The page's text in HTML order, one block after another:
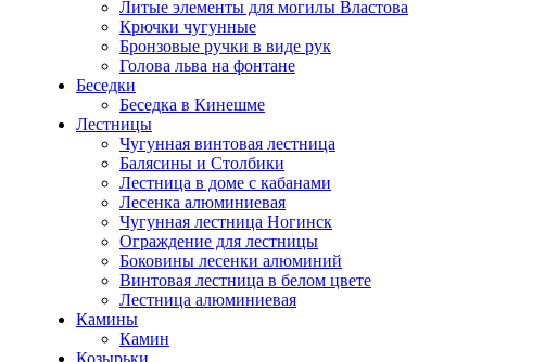
Литые элементы для могилы Властова
Крючки чугунные
Бронзовые ручки в виде рук
Голова льва на фонтане
Беседки
Беседка в Кинешме
Лестницы
Чугунная винтовая лестница
Балясины и Столбики
Лестница в доме с кабанами
Лесенка алюминиевая
Чугунная лестница Ногинск
Ограждение для лестницы
Боковины лесенки алюминий
Винтовая лестница в белом цвете
Лестница алюминиевая
Камины
Камин
Козырьки